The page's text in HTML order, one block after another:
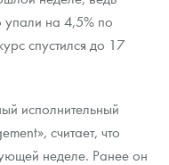
на 4,5% по
спустился до 17
исполнительный
считает, что
неделе. Ранее он